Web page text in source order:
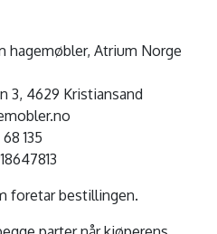
hagemøbler, Atrium Norge
3, 4629 Kristiansand
135
foretar bestillingen.